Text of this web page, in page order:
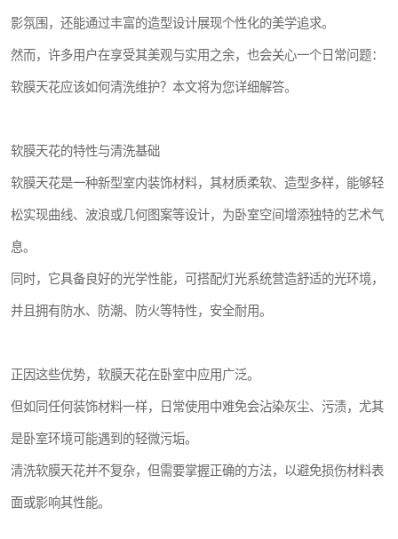
影氛围，还能通过丰富的造型设计展现个性化的美学追求。
然而，许多用户在享受其美观与实用之余，也会关心一个日常问题：
软膜天花应该如何清洗维护？本文将为您详细解答。
软膜天花的特性与清洗基础
软膜天花是一种新型室内装饰材料，其材质柔软、造型多样，能够轻
松实现曲线、波浪或几何图案等设计，为卧室空间增添独特的艺术气
息。
同时，它具备良好的光学性能，可搭配灯光系统营造舒适的光环境，
并且拥有防水、防潮、防火等特性，安全耐用。
正因这些优势，软膜天花在卧室中应用广泛。
但如同任何装饰材料一样，日常使用中难免会沾染灰尘、污渍，尤其
是卧室环境可能遇到的轻微污垢。
清洗软膜天花并不复杂，但需要掌握正确的方法，以避免损伤材料表
面或影响其性能。